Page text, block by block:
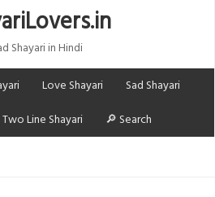
Shayari in Hindi
Love Shayari
Sad Shayari
Two Line Shayari 🔎 Search